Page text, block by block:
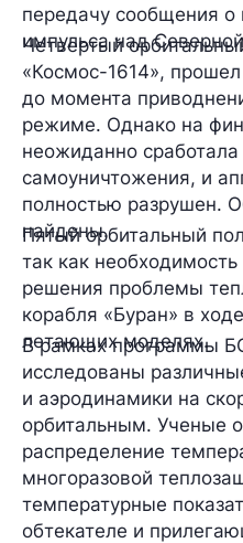
передачу сообщения о
импульса над
Четвертый
«Космос-1614»,
до момента
режиме. Однако на
неожиданно сработала
самоуничтожения, и
полностью разрушен.
найдены.
Пятый орбитальный
так как
решения проблемы
корабля «Буран» в
летающих моделях.
В рамках программы
исследованы
и аэродинамики на
орбитальным. Ученые
распределение
многоразовой
температурные
обтекателе и